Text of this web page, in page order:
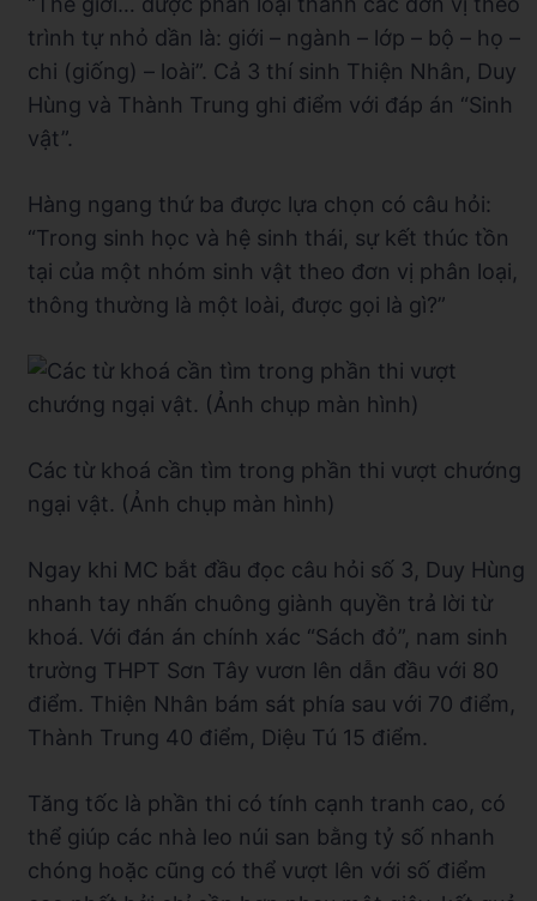
trình tự nhỏ dần là: giới – ngành – lớp – bộ – họ –
chi (giống) – loài”. Cả 3 thí sinh Thiện Nhân, Duy
Hùng và Thành Trung ghi điểm với đáp án “Sinh
vật”.
Hàng ngang thứ ba được lựa chọn có câu hỏi:
“Trong sinh học và hệ sinh thái, sự kết thúc tồn
tại của một nhóm sinh vật theo đơn vị phân loại,
thông thường là một loài, được gọi là gì?”
Các từ khoá cần tìm trong phần thi vượt chướng
ngại vật. (Ảnh chụp màn hình)
Ngay khi MC bắt đầu đọc câu hỏi số 3, Duy Hùng
nhanh tay nhấn chuông giành quyền trả lời từ
khoá. Với đán án chính xác “Sách đỏ”, nam sinh
trường THPT Sơn Tây vươn lên dẫn đầu với 80
điểm. Thiện Nhân bám sát phía sau với 70 điểm,
Thành Trung 40 điểm, Diệu Tú 15 điểm.
Tăng tốc là phần thi có tính cạnh tranh cao, có
thể giúp các nhà leo núi san bằng tỷ số nhanh
chóng hoặc cũng có thể vượt lên với số điểm